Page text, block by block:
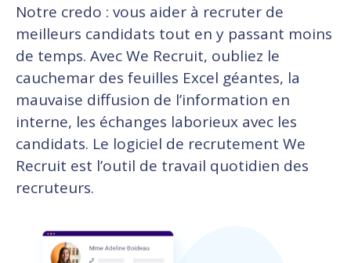
Notre credo : vous aider à recruter de
meilleurs candidats tout en y passant moins
de temps. Avec We Recruit, oubliez le
cauchemar des feuilles Excel géantes, la
mauvaise diffusion de l’information en
interne, les échanges laborieux avec les
candidats. Le logiciel de recrutement We
Recruit est l’outil de travail quotidien des
recruteurs.